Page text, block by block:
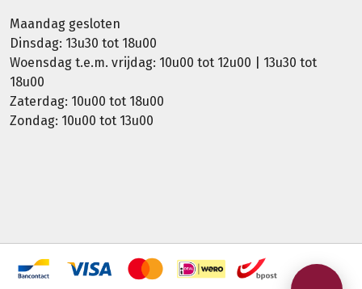
Maandag gesloten
Dinsdag: 13u30 tot 18u00
Woensdag t.e.m. vrijdag: 10u00 tot 12u00 | 13u30 tot
18u00
Zaterdag: 10u00 tot 18u00
Zondag: 10u00 tot 13u00